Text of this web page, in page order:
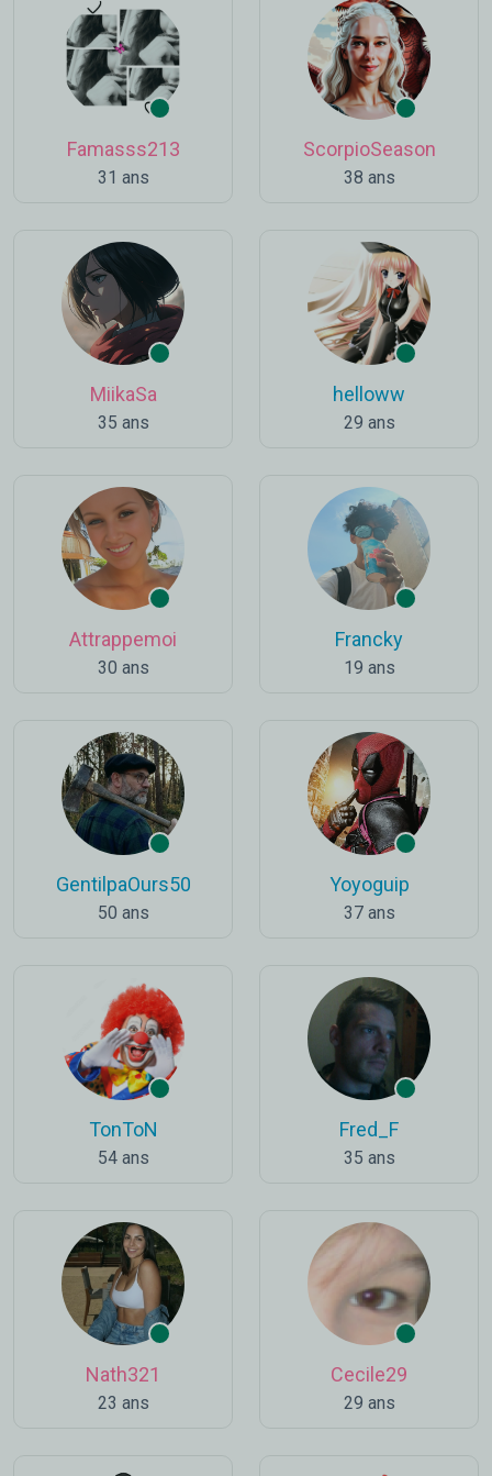
Famasss213
31 ans
ScorpioSeason
38 ans
MiikaSa
35 ans
helloww
29 ans
Attrappemoi
30 ans
Francky
19 ans
GentilpaOurs50
50 ans
Yoyoguip
37 ans
TonToN
54 ans
Fred_F
35 ans
Nath321
23 ans
Cecile29
29 ans